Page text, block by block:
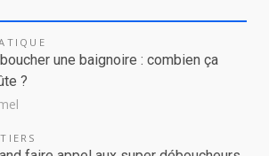
une baignoire : combien ça
?